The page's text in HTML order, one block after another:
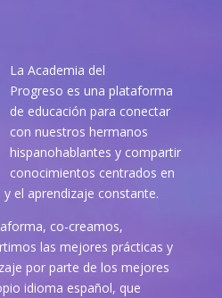
La Academia del
Progreso es una plataforma
de educación para conectar
con nuestros hermanos
hispanohablantes y compartir
conocimientos centrados en
el aprendizaje constante.
co-creamos,
las mejores prácticas y
por parte de los mejores
idioma español, que